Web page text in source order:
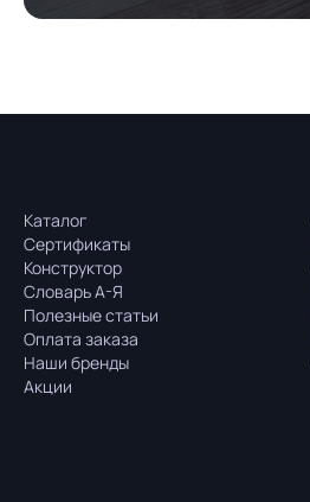
Каталог
Сертификаты
Конструктор
Словарь А-Я
Полезные статьи
Оплата заказа
Наши бренды
Акции